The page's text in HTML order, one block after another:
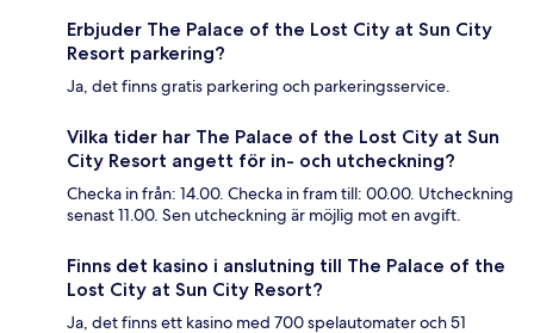
Erbjuder The Palace of the Lost City at Sun City
Resort parkering?
Ja, det finns gratis parkering och parkeringsservice.
Vilka tider har The Palace of the Lost City at Sun
City Resort angett för in- och utcheckning?
Checka in från: 14.00. Checka in fram till: 00.00. Utcheckning
senast 11.00. Sen utcheckning är möjlig mot en avgift.
Finns det kasino i anslutning till The Palace of the
Lost City at Sun City Resort?
Ja, det finns ett kasino med 700 spelautomater och 51